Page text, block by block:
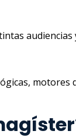
audiencias
motores